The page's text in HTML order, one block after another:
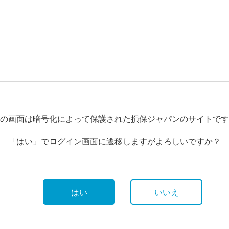
画面は暗号化によって保護された損保ジャパンのサイトで
「はい」でログイン画面に遷移しますがよろしいですか？
はい いいえ